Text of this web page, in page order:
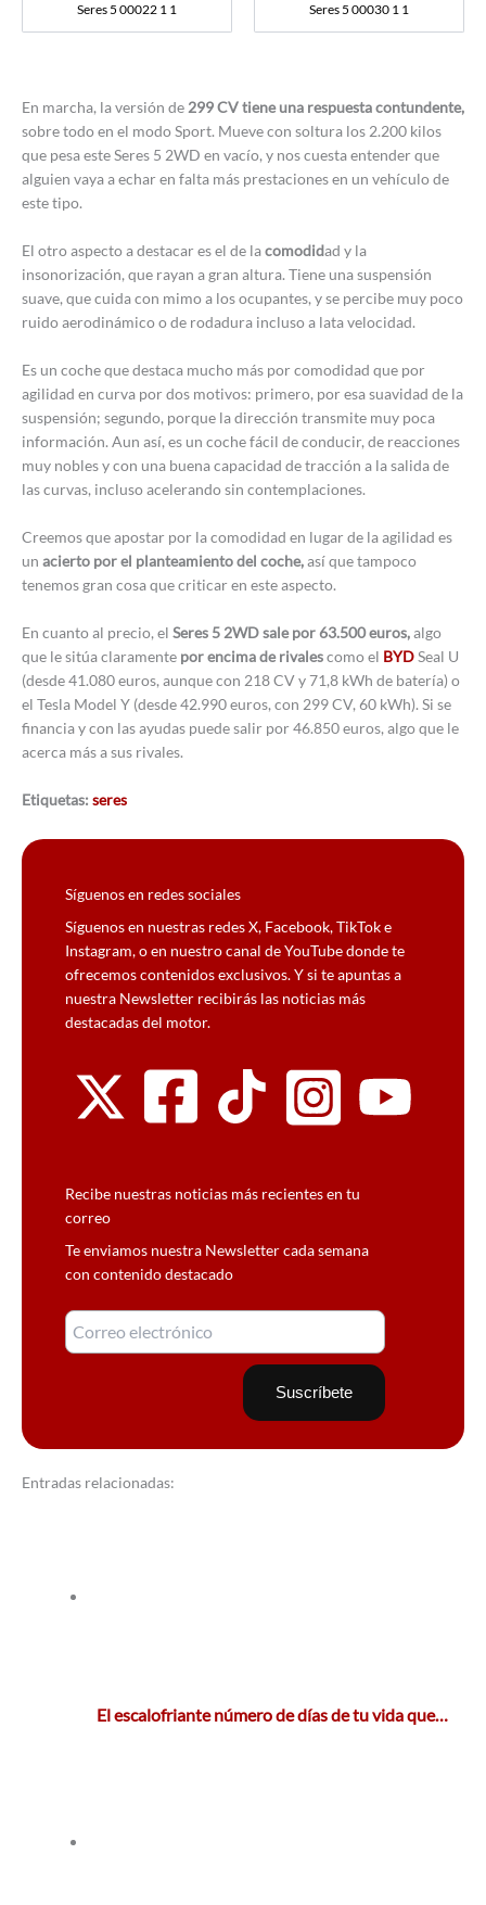
Seres 5 00022 1 1 Seres 5 00030 1 1
En marcha, la versión de 299 CV tiene una respuesta contundente,
sobre todo en el modo Sport. Mueve con soltura los 2.200 kilos
que pesa este Seres 5 2WD en vacío, y nos cuesta entender que
alguien vaya a echar en falta más prestaciones en un vehículo de
este tipo.
El otro aspecto a destacar es el de lacomodidad y la
insonorización, que rayan a gran altura. Tiene una suspensión
suave, que cuida con mimo a los ocupantes, y se percibe muy poco
ruido aerodinámico o de rodadura incluso a lata velocidad.
Es un coche que destaca mucho más por comodidad que por
agilidad en curva por dos motivos: primero, por esa suavidad de la
suspensión; segundo, porque la dirección transmite muy poca
información. Aun así, es un coche fácil de conducir, de reacciones
muy nobles y con una buena capacidad de tracción a la salida de
las curvas, incluso acelerando sin contemplaciones.
Creemos que apostar por la comodidad en lugar de la agilidad es
un acierto por el planteamiento del coche,así que tampoco
tenemos gran cosa que criticar en este aspecto.
En cuanto al precio, el Seres 5 2WD sale por 63.500 euros,algo
que le sitúa claramente por encima de rivalescomo el BYDSeal U
(desde 41.080 euros, aunque con 218 CV y 71,8 kWh de batería) o
el Tesla Model Y (desde 42.990 euros, con 299 CV, 60 kWh). Si se
financia y con las ayudas puede salir por 46.850 euros, algo que le
acerca más a sus rivales.
Etiquetas: seres
Síguenos en redes sociales
Síguenos en nuestras redes X, Facebook, TikTok e
Instagram, o en nuestro canal de YouTube donde te
ofrecemos contenidos exclusivos. Y si te apuntas a
nuestra Newsletter recibirás las noticias más
destacadas del motor.
Recibe nuestras noticias más recientes en tu
correo
Te enviamos nuestra Newsletter cada semana
con contenido destacado
Entradas relacionadas:
El escalofriante número de días de tu vida que…